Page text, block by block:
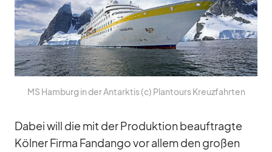
MS Ham­burg in der Ant­ark­tis (c) Plan­tours Kreuz­fahr­ten
Da­bei will die mit der Pro­duk­tion be­auf­tragte
Köl­ner Firma Fan­dango vor al­lem den gro­ßen